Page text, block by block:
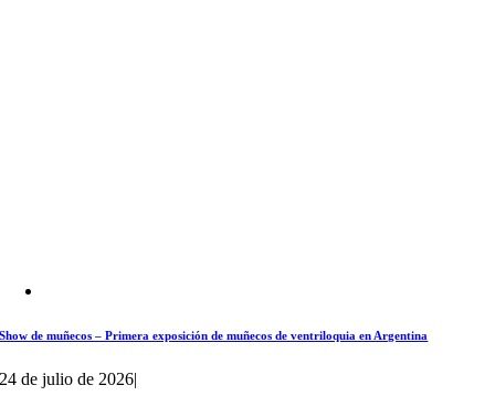
Show de muñecos – Primera exposición de muñecos de ventriloquia en Argentina
24 de julio de 2026|